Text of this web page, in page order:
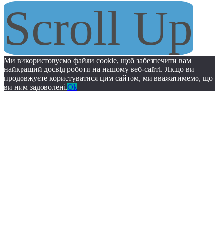
Scroll Up
Ми використовуємо файли cookie, щоб забезпечити вам
найкращий досвід роботи на нашому веб-сайті. Якщо ви
продовжуєте користуватися цим сайтом, ми вважатимемо, що
ви ним задоволені.Ok